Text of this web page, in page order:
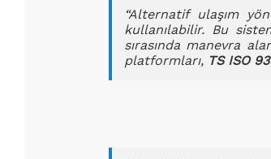
“Alternatif ulaşım
kullanılabilir. Bu
sırasında manevra
platformları, TS ISO